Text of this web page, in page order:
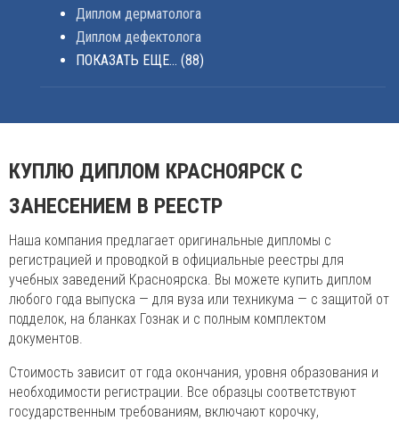
Диплом дерматолога
Диплом дефектолога
ПОКАЗАТЬ ЕЩЕ... (88)
КУПЛЮ ДИПЛОМ КРАСНОЯРСК С
ЗАНЕСЕНИЕМ В РЕЕСТР
Наша компания предлагает оригинальные дипломы с
регистрацией и проводкой в официальные реестры для
учебных заведений Красноярска. Вы можете купить диплом
любого года выпуска — для вуза или техникума — с защитой от
подделок, на бланках Гознак и с полным комплектом
документов.
Стоимость зависит от года окончания, уровня образования и
необходимости регистрации. Все образцы соответствуют
государственным требованиям, включают корочку,